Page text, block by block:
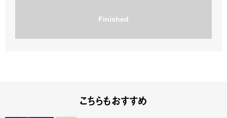
Finished
こちらもおすすめ